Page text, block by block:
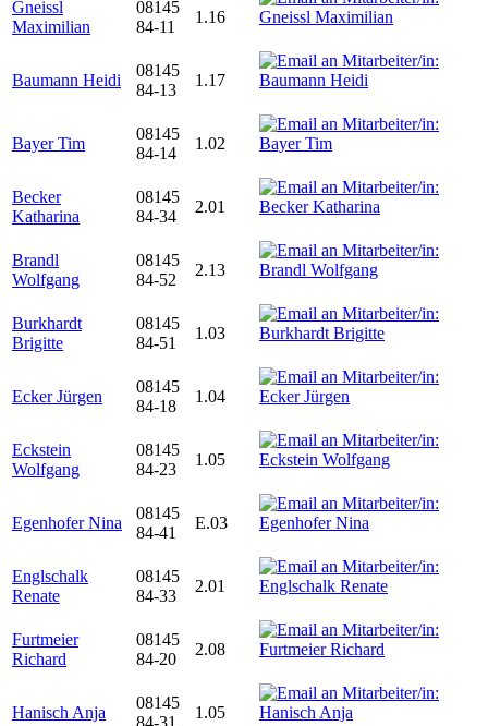
Gneissl
Maximilian
08145
84-11
1.16
Baumann Heidi
08145
84-13
1.17
Bayer Tim
08145
84-14
1.02
Becker
Katharina
08145
84-34
2.01
Brandl
Wolfgang
08145
84-52
2.13
Burkhardt
Brigitte
08145
84-51
1.03
Ecker Jürgen
08145
84-18
1.04
Eckstein
Wolfgang
08145
84-23
1.05
Egenhofer Nina
08145
84-41
E.03
Englschalk
Renate
08145
84-33
2.01
Furtmeier
Richard
08145
84-20
2.08
Hanisch Anja
08145
1.05